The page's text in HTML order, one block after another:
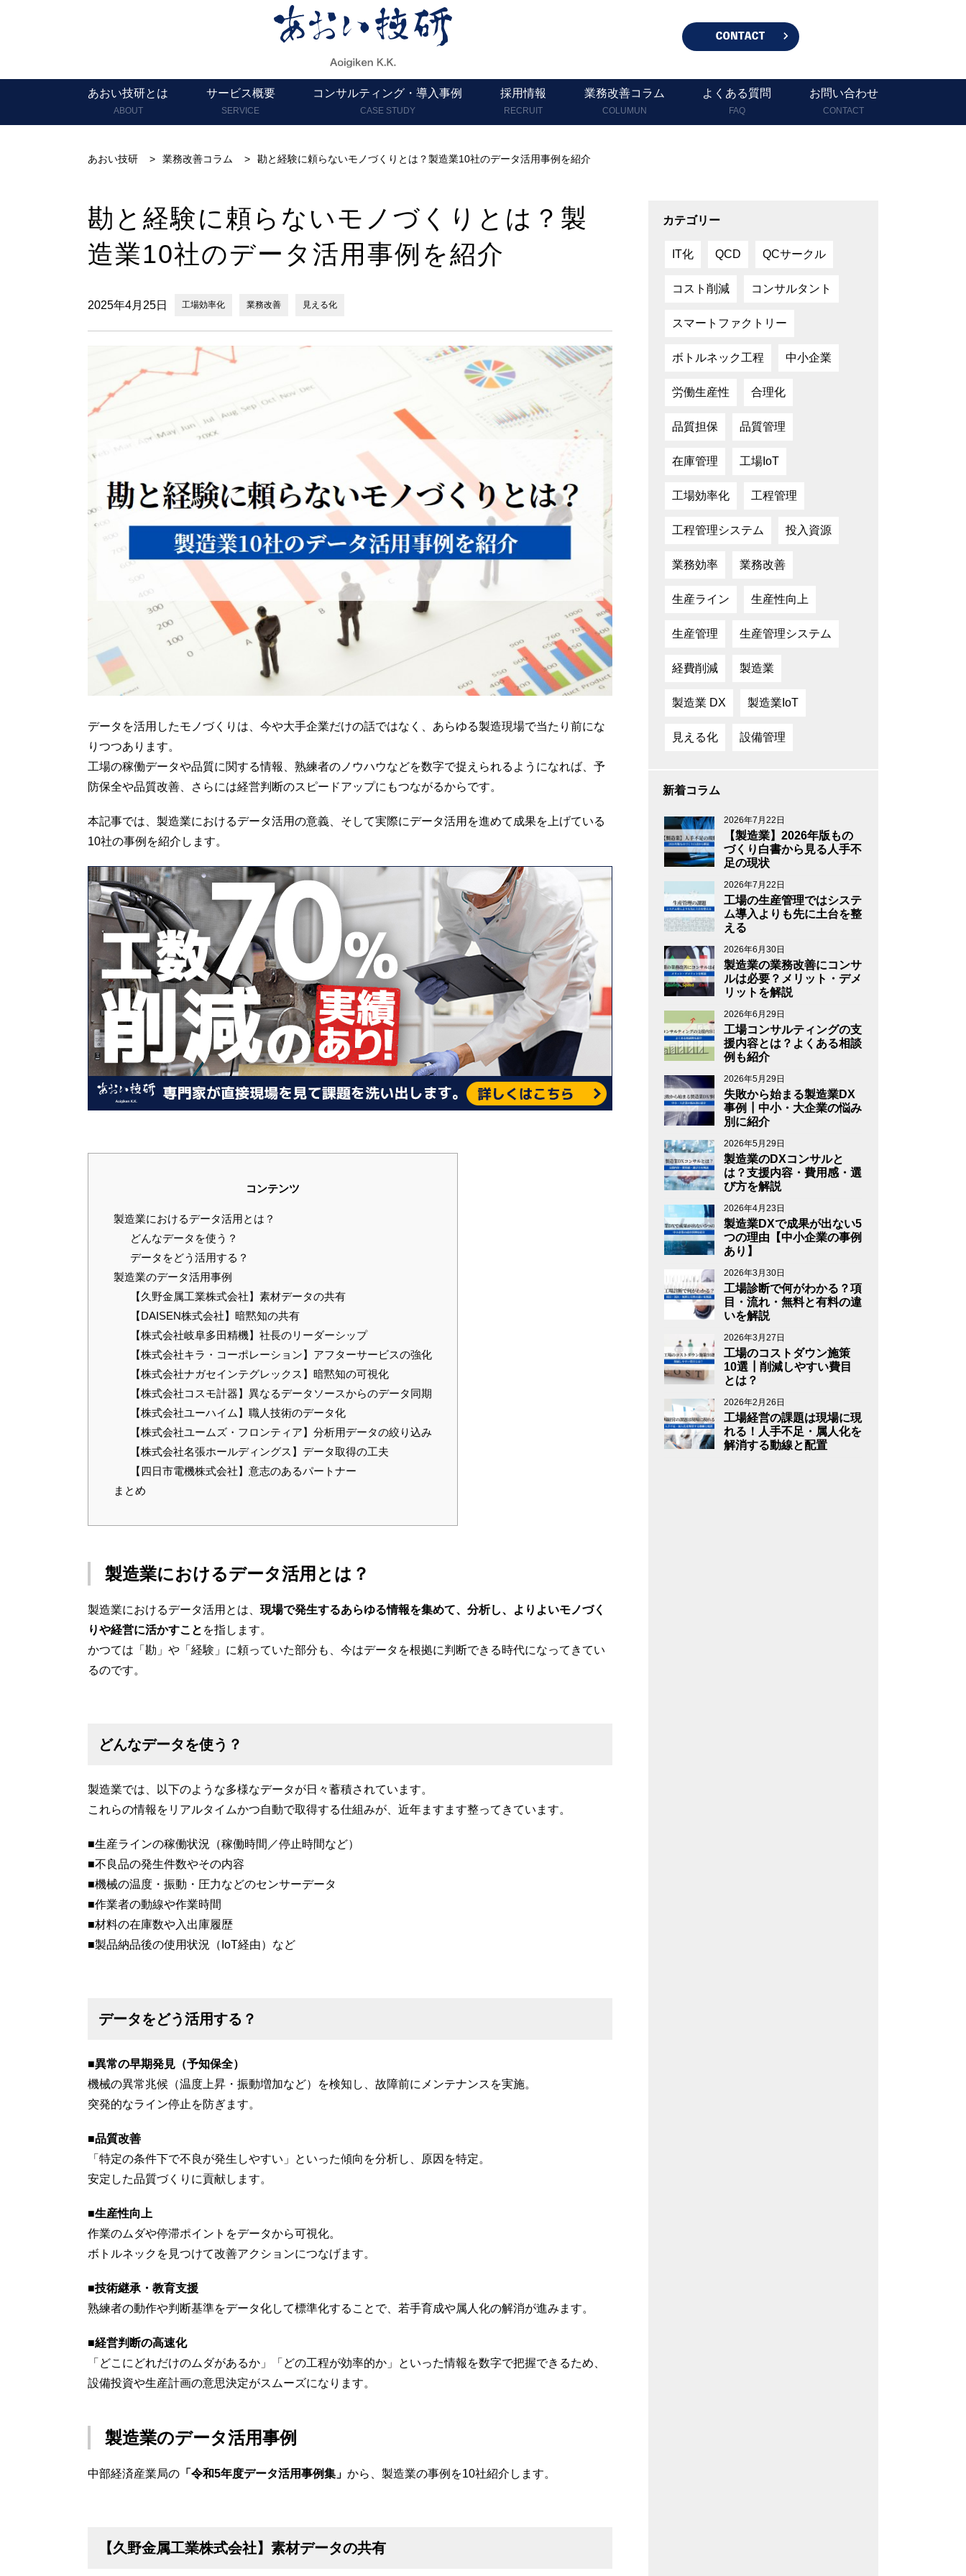
あおい技研とは
ABOUT
サービス概要
SERVICE
コンサルティング・導入事例
CASE STUDY
採用情報
RECRUIT
業務改善コラム
COLUMUN
よくある質問
FAQ
お問い合わせ
CONTACT
あおい技研 > 業務改善コラム > 勘と経験に頼らないモノづくりとは？製造業10社のデータ活用事例を紹介
勘と経験に頼らないモノづくりとは？製
造業10社のデータ活用事例を紹介
2025年4月25日 工場効率化 業務改善 見える化
データを活用したモノづくりは、今や大手企業だけの話ではなく、あらゆる製造現場で当たり前にな
りつつあります。
工場の稼働データや品質に関する情報、熟練者のノウハウなどを数字で捉えられるようになれば、予
防保全や品質改善、さらには経営判断のスピードアップにもつながるからです。
本記事では、製造業におけるデータ活用の意義、そして実際にデータ活用を進めて成果を上げている
10社の事例を紹介します。
コンテンツ
製造業におけるデータ活用とは？
どんなデータを使う？
データをどう活用する？
製造業のデータ活用事例
【久野金属工業株式会社】素材データの共有
【DAISEN株式会社】暗黙知の共有
【株式会社岐阜多田精機】社長のリーダーシップ
【株式会社キラ・コーポレーション】アフターサービスの強化
【株式会社ナガセインテグレックス】暗黙知の可視化
【株式会社コスモ計器】異なるデータソースからのデータ同期
【株式会社ユーハイム】職人技術のデータ化
【株式会社ユームズ・フロンティア】分析用データの絞り込み
【株式会社名張ホールディングス】データ取得の工夫
【四日市電機株式会社】意志のあるパートナー
まとめ
製造業におけるデータ活用とは？
製造業におけるデータ活用とは、 現場で発生するあらゆる情報を集めて、分析し、よりよいモノづく
りや経営に活かすこと を指します。
かつては「勘」や「経験」に頼っていた部分も、今はデータを根拠に判断できる時代になってきてい
るのです。
どんなデータを使う？
製造業では、以下のような多様なデータが日々蓄積されています。
これらの情報をリアルタイムかつ自動で取得する仕組みが、近年ますます整ってきています。
■生産ラインの稼働状況（稼働時間／停止時間など）
■不良品の発生件数やその内容
■機械の温度・振動・圧力などのセンサーデータ
■作業者の動線や作業時間
■材料の在庫数や入出庫履歴
■製品納品後の使用状況（IoT経由）など
データをどう活用する？
■異常の早期発見（予知保全）
機械の異常兆候（温度上昇・振動増加など）を検知し、故障前にメンテナンスを実施。
突発的なライン停止を防ぎます。
■品質改善
「特定の条件下で不良が発生しやすい」といった傾向を分析し、原因を特定。
安定した品質づくりに貢献します。
■生産性向上
作業のムダや停滞ポイントをデータから可視化。
ボトルネックを見つけて改善アクションにつなげます。
■技術継承・教育支援
熟練者の動作や判断基準をデータ化して標準化することで、若手育成や属人化の解消が進みます。
■経営判断の高速化
「どこにどれだけのムダがあるか」「どの工程が効率的か」といった情報を数字で把握できるため、
設備投資や生産計画の意思決定がスムーズになります。
製造業のデータ活用事例
中部経済産業局の 「令和5年度データ活用事例集」 から、製造業の事例を10社紹介します。
【久野金属工業株式会社】素材データの共有
カテゴリー
IT化 QCD QCサークル
コスト削減 コンサルタント
スマートファクトリー
ボトルネック工程 中小企業
労働生産性 合理化
品質担保 品質管理
在庫管理 工場IoT
工場効率化 工程管理
工程管理システム 投入資源
業務効率 業務改善
生産ライン 生産性向上
生産管理 生産管理システム
経費削減 製造業
製造業 DX 製造業IoT
見える化 設備管理
新着コラム
2026年7月22日
【製造業】2026年版もの
づくり白書から見る人手不
足の現状
2026年7月22日
工場の生産管理ではシステ
ム導入よりも先に土台を整
える
2026年6月30日
製造業の業務改善にコンサ
ルは必要？メリット・デメ
リットを解説
2026年6月29日
工場コンサルティングの支
援内容とは？よくある相談
例も紹介
2026年5月29日
失敗から始まる製造業DX
事例┃中小・大企業の悩み
別に紹介
2026年5月29日
製造業のDXコンサルと
は？支援内容・費用感・選
び方を解説
2026年4月23日
製造業DXで成果が出ない5
つの理由【中小企業の事例
あり】
2026年3月30日
工場診断で何がわかる？項
目・流れ・無料と有料の違
いを解説
2026年3月27日
工場のコストダウン施策
10選┃削減しやすい費目
とは？
2026年2月26日
工場経営の課題は現場に現
れる！人手不足・属人化を
解消する動線と配置